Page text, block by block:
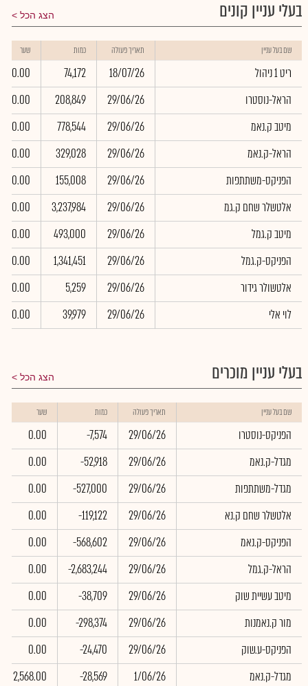
בעלי עניין קונים הצג הכל
שם בעל עניין תאריך פעולה כמות שער
ריט 1 ניהול 18/07/26
74,172
0.00
הראל-נוסטרו
29/06/26
208,849
0.00
מיטב ק.נאמ
29/06/26
778,544
0.00
הראל-ק.נאמ
29/06/26
329,028
0.00
הפניקס-משתתפות
29/06/26
155,008
0.00
אלטשלר שחם ק.גמ
29/06/26
3,237,984
0.00
מיטב ק.גמל
29/06/26
493,000
0.00
הפניקס-ק.גמל
29/06/26
1,341,451
0.00
אלטשולר גידור
29/06/26
5,259
0.00
לוי אלי
29/06/26
39,979
0.00
בעלי עניין מוכרים הצג הכל
שם בעל עניין תאריך פעולה כמות שער
הפניקס-נוסטרו 29/06/26
-7,574
0.00
מגדל-ק.נאמ
29/06/26
-52,918
0.00
מגדל-משתתפות
29/06/26
-527,000
0.00
אלטשלר שחם ק.נא
29/06/26
-119,122
0.00
הפניקס-ק.נאמ
29/06/26
-568,602
0.00
הראל-ק.גמל
29/06/26
-2,683,244
0.00
מיטב עשיית שוק
29/06/26
-38,709
0.00
מור ק.נאמנות
29/06/26
-298,374
0.00
הפניקס-ע.שוק
29/06/26
-24,470
0.00
מגדל-ק.נאמ
1/06/26
-28,569
2,568.00